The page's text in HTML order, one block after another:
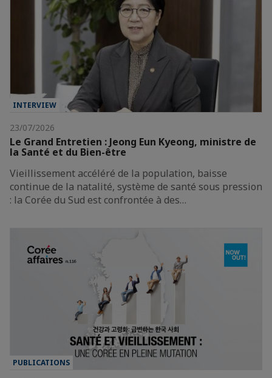
INTERVIEW
23/07/2026
Le Grand Entretien : Jeong Eun Kyeong, ministre de
la Santé et du Bien-être
Vieillissement accéléré de la population, baisse
continue de la natalité, système de santé sous pression
: la Corée du Sud est confrontée à des…
PUBLICATIONS